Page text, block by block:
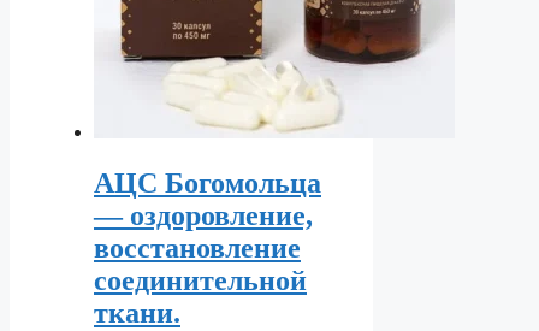
АЦС Богомольца
— оздоровление,
восстановление
соединительной
ткани.